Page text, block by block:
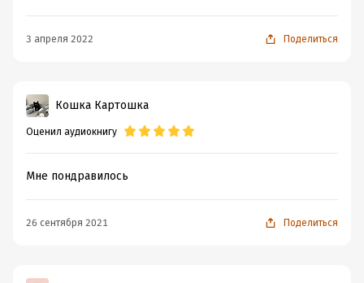
3 апреля 2022 Поделиться
Кошка Картошка
Оценил аудиокнигу
Мне пондравилось
26 сентября 2021 Поделиться